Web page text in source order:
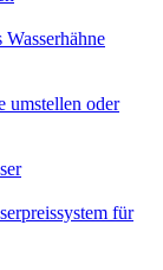
umstellen oder
für